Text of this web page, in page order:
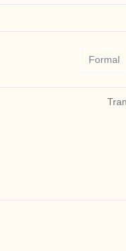
Formal